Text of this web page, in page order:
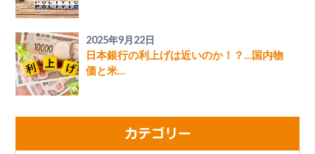
2025年9月22日
日本銀行の利上げは近いのか！？…国内物
価と米…
カテゴリー